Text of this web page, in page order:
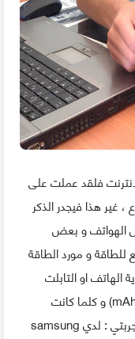
فلقد عملت على
غير هذا فيجدر الذكر
الهواتف و بعض
للطاقة و مورد الطاقة
الهاتف او التابلت
مرتفعة (نتحدث هنا عن لغة أرقام بخصوص mAh) و كلما كانت
حضوض اشتغال عصا التحكم كبيرة فاليكم تجربتي : لدي samsung